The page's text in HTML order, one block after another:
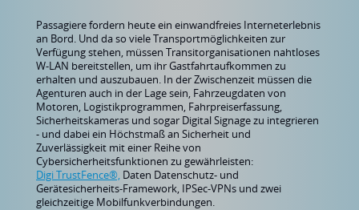
Passagiere fordern heute ein einwandfreies Interneterlebnis
an Bord. Und da so viele Transportmöglichkeiten zur
Verfügung stehen, müssen Transitorganisationen nahtloses
W-LAN bereitstellen, um ihr Gastfahrtaufkommen zu
erhalten und auszubauen. In der Zwischenzeit müssen die
Agenturen auch in der Lage sein, Fahrzeugdaten von
Motoren, Logistikprogrammen, Fahrpreiserfassung,
Sicherheitskameras und sogar Digital Signage zu integrieren
- und dabei ein Höchstmaß an Sicherheit und
Zuverlässigkeit mit einer Reihe von
Cybersicherheitsfunktionen zu gewährleisten:
Digi TrustFence®, Daten Datenschutz- und
Gerätesicherheits-Framework, IPSec-VPNs und zwei
gleichzeitige Mobilfunkverbindungen.